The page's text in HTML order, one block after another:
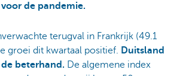
de pandemie.
terugval in Frankrijk (49.1
groei dit kwartaal positief.
Duitsland
beterhand. De algemene index